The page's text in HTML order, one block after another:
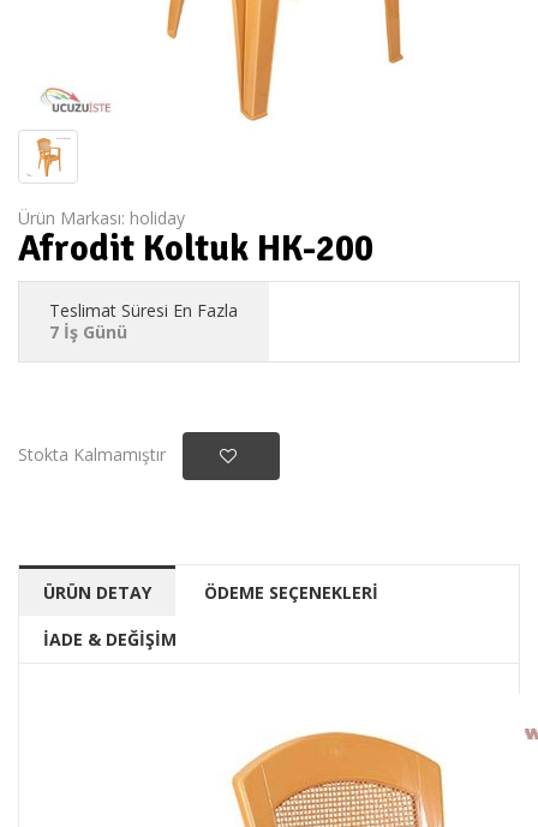
Ürün Markası: holiday
Afrodit Koltuk HK-200
Teslimat Süresi En Fazla
7 İş Günü
Stokta Kalmamıştır
ÜRÜN DETAY ÖDEME SEÇENEKLERİ
İADE & DEĞİŞİM